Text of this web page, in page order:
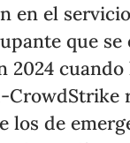
en el
que se
2024
los de